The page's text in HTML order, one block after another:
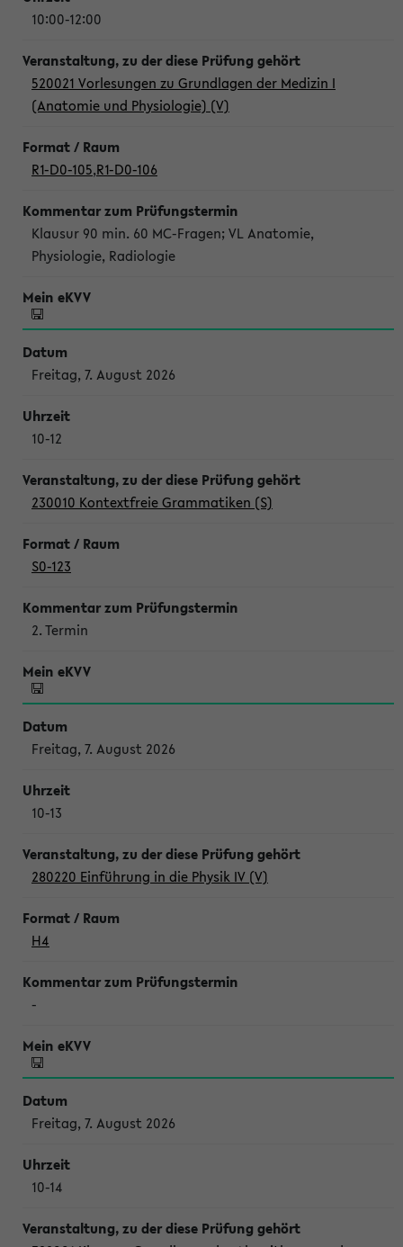
10:00-12:00
520021 Vorlesungen zu Grundlagen der Medizin I
(Anatomie und Physiologie) (V)
R1-D0-105,R1-D0-106
Klausur 90 min. 60 MC-Fragen; VL Anatomie,
Physiologie, Radiologie
Freitag, 7. August 2026
10-12
230010 Kontextfreie Grammatiken (S)
S0-123
2. Termin
Freitag, 7. August 2026
10-13
280220 Einführung in die Physik IV (V)
H4
-
Freitag, 7. August 2026
10-14